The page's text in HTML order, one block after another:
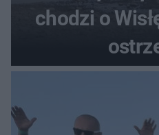
chodzi o